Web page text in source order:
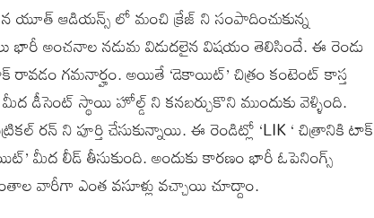
న యూత్ ఆడియన్స్ లో మంచి క్రేజ్ ని సంపాదించుకున్న
భారీ అంచనాల నడుమ విడుదలైన విషయం తెలిసిందే. ఈ రెండు
గమనార్హం. అయితే ‘డెకాయిట్’ చిత్రం కంటెంట్ కాస్త
డీసెంట్ స్థాయి హోల్డ్ ని కనబర్చుకొని ముందుకు వెళ్ళింది.
రన్ ని పూర్తి చేసుకున్నాయి. ఈ రెండిట్లో ‘LIK ‘ చిత్రానికి టాక్
మీద లీడ్ తీసుకుంది. అందుకు కారణం భారీ ఓపెనింగ్స్
వారీగా ఎంత వసూళ్లు వచ్చాయి చూద్దాం.